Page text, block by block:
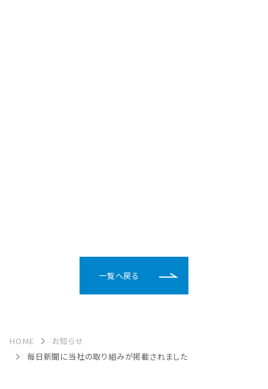
一覧へ戻る
HOME
お知らせ
毎日新聞に当社の取り組みが掲載されました